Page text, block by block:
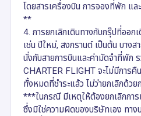
โดยสารเครื่องบิน การจองที่พัก แล
**
4. การยกเลิกเดินทางกับกรุ๊ปที่ออก
เช่น ปีใหม่, สงกรานต์ เป็นต้น บาง
นั่งกับสายการบินและค่ามัดจำที่พัก
CHARTER FLIGHT จะไม่มีการคื
ทั้งหมดที่ชำระแล้ว ไม่ว่ายกเลิกด้ว
***ในกรณี มีเหตุให้ต้องยกเลิกกา
ซึ่งมิใช่ความผิดของบริษัทเอง ทาง